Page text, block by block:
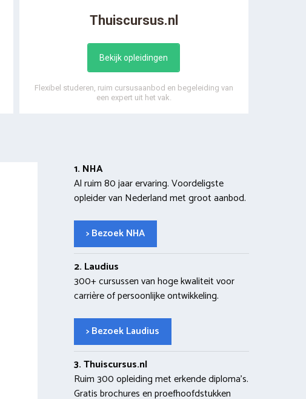
Thuiscursus.nl
Bekijk opleidingen
Flexibel studeren, ruim cursusaanbod en begeleiding van
een expert uit het vak.
1. NHA
Al ruim 80 jaar ervaring. Voordeligste
opleider van Nederland met groot aanbod.
> Bezoek NHA
2. Laudius
300+ cursussen van hoge kwaliteit voor
carrière of persoonlijke ontwikkeling.
> Bezoek Laudius
3. Thuiscursus.nl
Ruim 300 opleiding met erkende diploma’s.
Gratis brochures en proefhoofdstukken